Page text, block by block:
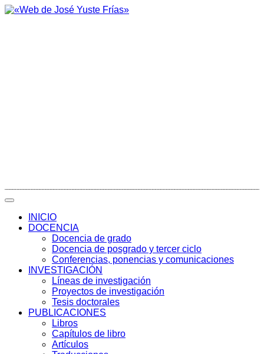
INICIO
DOCENCIA
Docencia de grado
Docencia de posgrado y tercer ciclo
Conferencias, ponencias y comunicaciones
INVESTIGACIÓN
Líneas de investigación
Proyectos de investigación
Tesis doctorales
PUBLICACIONES
Libros
Capítulos de libro
Artículos